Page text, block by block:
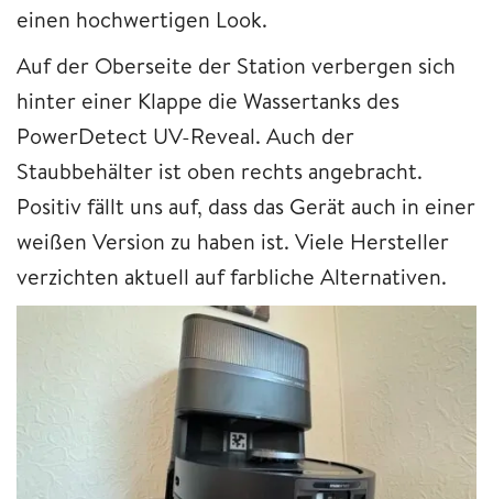
einen hochwertigen Look.
Auf der Oberseite der Station verbergen sich
hinter einer Klappe die Wassertanks des
PowerDetect UV-Reveal. Auch der
Staubbehälter ist oben rechts angebracht.
Positiv fällt uns auf, dass das Gerät auch in einer
weißen Version zu haben ist. Viele Hersteller
verzichten aktuell auf farbliche Alternativen.